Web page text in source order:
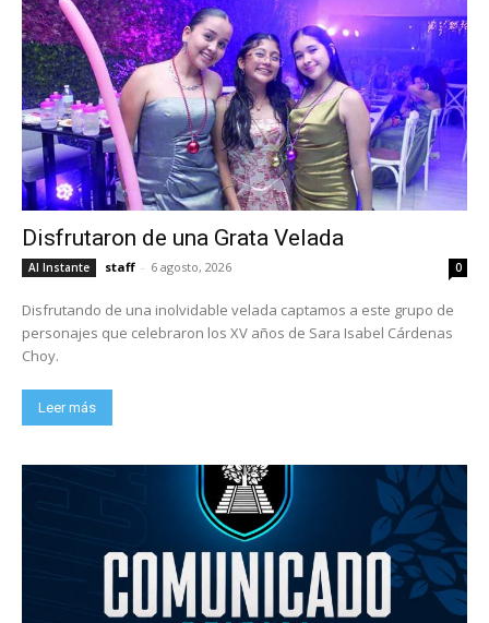
Disfrutaron de una Grata Velada
Al Instante staff - 6 agosto, 2026 0
Disfrutando de una inolvidable velada captamos a este grupo de
personajes que celebraron los XV años de Sara Isabel Cárdenas
Choy.
Leer más